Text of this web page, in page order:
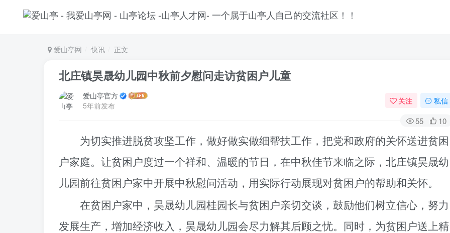
爱山亭网 快讯 正文
北庄镇昊晟幼儿园中秋前夕慰问走访贫困户儿童
爱山亭官方
5年前发布
关注 私信
55 10
为切实推进脱贫攻坚工作，做好做实做细帮扶工作，把党和政府的关怀送进贫困
户家庭。让贫困户度过一个祥和、温暖的节日，在中秋佳节来临之际， 北庄镇昊晟幼
儿园前往贫困户家中开展中秋慰问活动，用实际行动展现对贫困户的帮助和关怀。
在贫困户家中， 昊晟幼儿园桂园长与贫困户亲切交谈，鼓励他们树立信心，努力
发展生产，增加经济收入 ，昊晟幼儿园会尽力解其后顾之忧。同时，为贫困户送上精